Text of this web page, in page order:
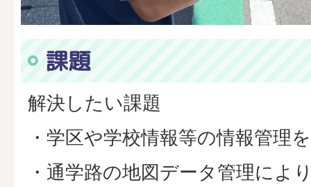
課題
解決したい課題
・学区や学校情報等の情報管理
・通学路の地図データ管理によ